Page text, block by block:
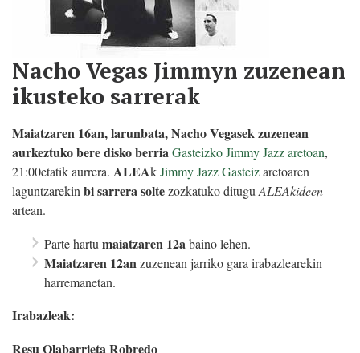
Nacho Vegas Jimmyn zuzenean
ikusteko sarrerak
Maiatzaren 16an, larunbata, Nacho Vegasek zuzenean
aurkeztuko bere disko berriaGasteizko Jimmy Jazz aretoan,
21:00etatik aurrera. ALEAkJimmy Jazz Gasteizaretoaren
laguntzarekin bi sarrera soltezozkatuko ditugu ALEAkideen
artean.
Parte hartu maiatzaren 12abaino lehen.
Maiatzaren 12anzuzenean jarriko gara irabazlearekin
harremanetan.
Irabazleak:
Resu Olabarrieta Robredo